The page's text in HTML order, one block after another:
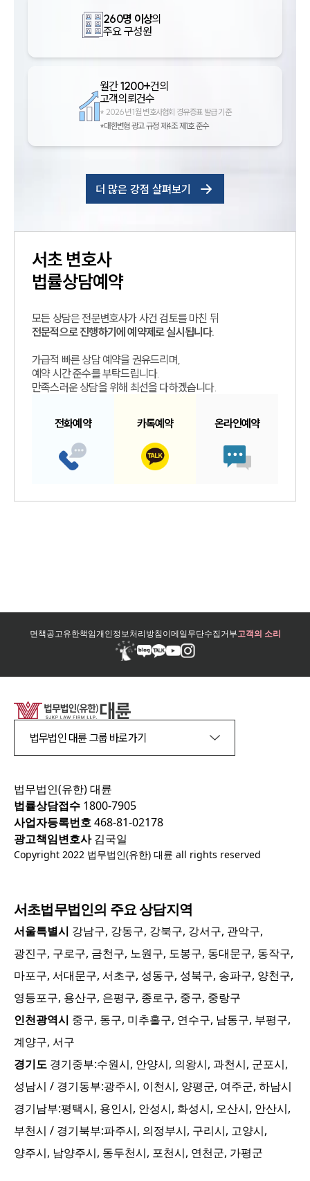
260명 이상의
주요 구성원
월간1200+건의
고객의뢰건수
* 2026년 1월 변호사협회 경유증표 발급 기준
*대한변협 광고 규정 제4조 제1호 준수
더 많은 강점 살펴보기
서초 변호사
법률상담예약
모든 상담은 전문변호사가 사건 검토를 마친 뒤
전문적으로 진행하기에 예약제로 실시됩니다.
가급적 빠른 상담 예약을 권유드리며,
예약 시간 준수를 부탁드립니다.
만족스러운 상담을 위해 최선을 다하겠습니다.
전화예약 카톡예약 온라인예약
면책공고유한책임개인정보처리방침이메일무단수집거부고객의 소리
법무법인 대륜 그룹 바로가기
법무법인(유한) 대륜
법률상담접수 1800-7905
사업자등록번호468-81-02178
광고책임변호사김국일
Copyright 2022 법무법인(유한) 대륜 all rights reserved
서초법무법인의 주요 상담지역
서울특별시 강남구, 강동구, 강북구, 강서구, 관악구,
광진구, 구로구, 금천구, 노원구, 도봉구, 동대문구, 동작구,
마포구, 서대문구, 서초구, 성동구, 성북구, 송파구, 양천구,
영등포구, 용산구, 은평구, 종로구, 중구, 중랑구
인천광역시 중구, 동구, 미추홀구, 연수구, 남동구, 부평구,
계양구, 서구
경기도 경기중부:수원시, 안양시, 의왕시, 과천시, 군포시,
성남시 / 경기동부:광주시, 이천시, 양평군, 여주군, 하남시
경기남부:평택시, 용인시, 안성시, 화성시, 오산시, 안산시,
부천시 / 경기북부:파주시, 의정부시, 구리시, 고양시,
양주시, 남양주시, 동두천시, 포천시, 연천군, 가평군